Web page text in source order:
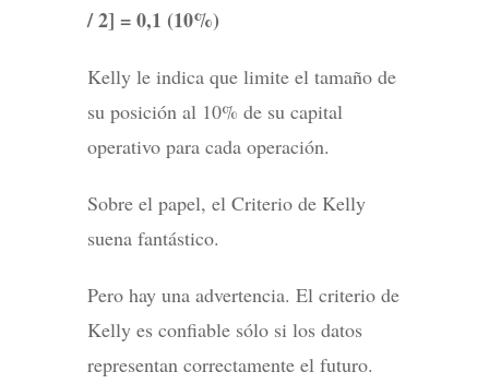
/ 2] = 0,1 (10%)
Kelly le indica que limite el tamaño de
su posición al 10% de su capital
operativo para cada operación.
Sobre el papel, el Criterio de Kelly
suena fantástico.
Pero hay una advertencia. El criterio de
Kelly es confiable sólo si los datos
representan correctamente el futuro.